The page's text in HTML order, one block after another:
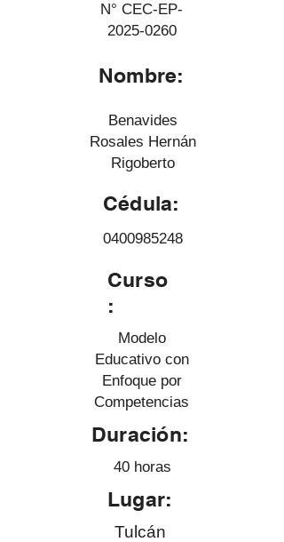
N° CEC-EP-
2025-0260
Nombre:
Benavides
Rosales Hernán
Rigoberto
Cédula:
0400985248
Curso
:
Modelo
Educativo con
Enfoque por
Competencias
Duración:
40 horas
Lugar:
Tulcán